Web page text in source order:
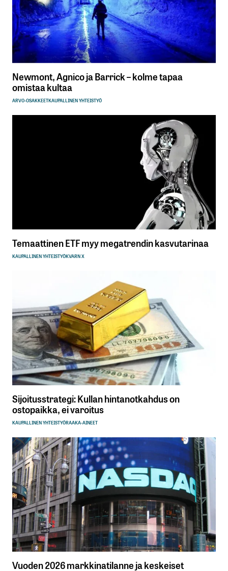
Newmont, Agnico ja Barrick – kolme tapaa
omistaa kultaa
ARVO-OSAKKEETKAUPALLINEN YHTEISTYÖ
Temaattinen ETF myy megatrendin kasvutarinaa
KAUPALLINEN YHTEISTYÖKVARN X
Sijoitusstrategi: Kullan hintanotkahdus on
ostopaikka, ei varoitus
KAUPALLINEN YHTEISTYÖRAAKA-AINEET
Vuoden 2026 markkinatilanne ja keskeiset